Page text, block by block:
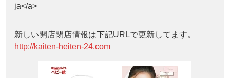
ja</a>
新しい開店閉店情報は下記URLで更新してます。
http://kaiten-heiten-24.com